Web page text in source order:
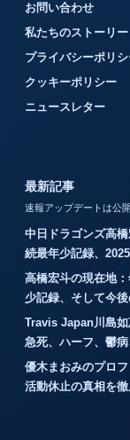
お問い合わせ
私たちのストーリー
プライバシーポリ
クッキーポリシー
ニュースレター
最新記事
速報アップデートは公
中日ドラゴンズ高
続最年少記録、
高橋宏斗の現在地
少記録、そして今
Travis Japan川島如
急死、ハーフ、鬱
優木まおみのプロ
活動休止の真相を徹